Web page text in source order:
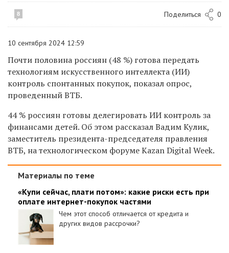
8 Поделиться 0
10 сентября 2024 12:59
Почти половина россиян (48 %) готова передать
технологиям искусственного интеллекта (ИИ)
контроль спонтанных покупок, показал опрос,
проведенный ВТБ.
44 % россиян готовы делегировать ИИ контроль за
финансами детей. Об этом рассказал Вадим Кулик,
заместитель президента-председателя правления
ВТБ, на технологическом форуме Kazan Digital Week.
Материалы по теме
«Купи сейчас, плати потом»: какие риски есть при
оплате интернет-покупок частями
Чем этот способ отличается от кредита и
других видов рассрочки?